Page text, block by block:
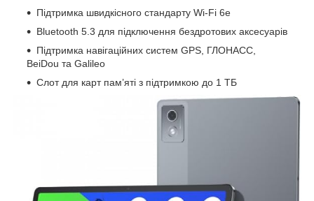
Підтримка швидкісного стандарту Wi-Fi 6e
Bluetooth 5.3 для підключення бездротових аксесуарів
Підтримка навігаційних систем GPS, ГЛОНАСС,
BeiDou та Galileo
Слот для карт пам’яті з підтримкою до 1 ТБ